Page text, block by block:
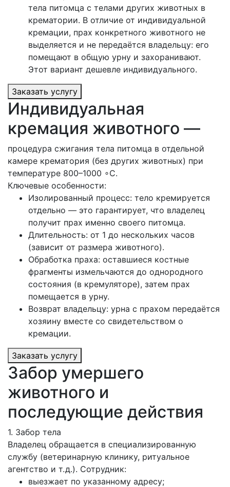
тела питомца с телами других животных в
крематории. В отличие от индивидуальной
кремации, прах конкретного животного не
выделяется и не передаётся владельцу: его
помещают в общую урну и захоранивают.
Этот вариант дешевле индивидуального.
Заказать услугу
Индивидуальная
кремация животного —
процедура сжигания тела питомца в отдельной
камере крематория (без других животных) при
температуре 800–1000 ∘C.
Ключевые особенности:
Изолированный процесс: тело кремируется
отдельно — это гарантирует, что владелец
получит прах именно своего питомца.
Длительность: от 1 до нескольких часов
(зависит от размера животного).
Обработка праха: оставшиеся костные
фрагменты измельчаются до однородного
состояния (в кремуляторе), затем прах
помещается в урну.
Возврат владельцу: урна с прахом передаётся
хозяину вместе со свидетельством о
кремации.
Заказать услугу
Забор умершего
животного и
последующие действия
1. Забор тела
Владелец обращается в специализированную
службу (ветеринарную клинику, ритуальное
агентство и т. д.). Сотрудник:
выезжает по указанному адресу;